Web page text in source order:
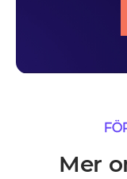
Mer